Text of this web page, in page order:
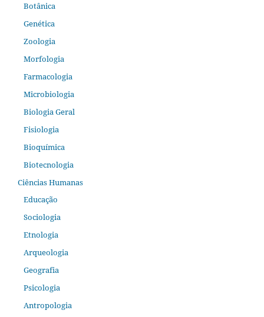
Botânica
Genética
Zoologia
Morfologia
Farmacologia
Microbiologia
Biologia Geral
Fisiologia
Bioquímica
Biotecnologia
Ciências Humanas
Educação
Sociologia
Etnologia
Arqueologia
Geografia
Psicologia
Antropologia